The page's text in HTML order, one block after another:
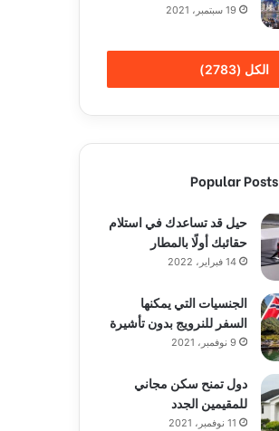
19 سبتمبر، 2021
الكل (2783)
Popular Posts
حيل قد تساعدك في استلام
حقائبك أولًا بالمطار
14 فبراير، 2022
الجنسيات التي يمكنها
السفر للنرويج بدون تأشيرة
9 نوفمبر، 2021
دول تمنح سكن مجاني
للمقيمين الجدد
11 نوفمبر، 2021